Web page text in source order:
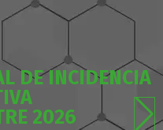
DE INCIDENCIA
2026